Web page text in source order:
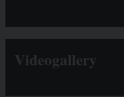
Videogallery